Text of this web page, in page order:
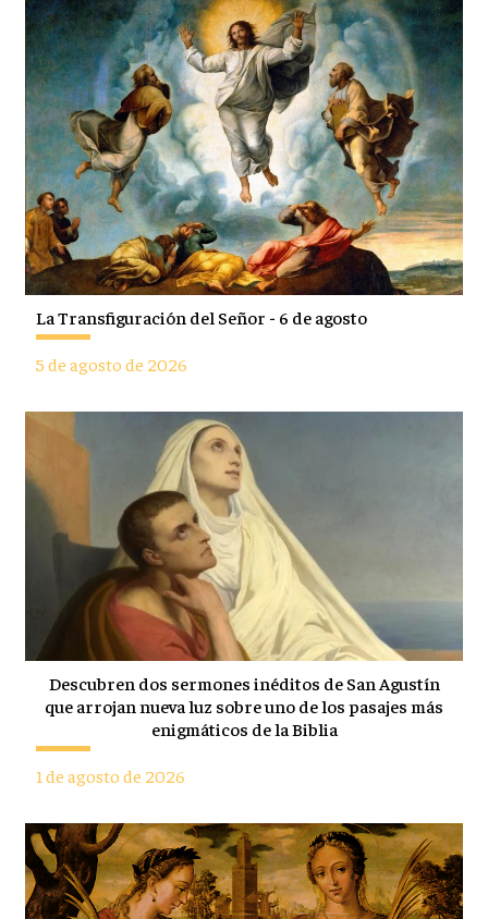
La Transfiguración del Señor - 6 de agosto
5 de agosto de 2026
Descubren dos sermones inéditos de San Agustín
que arrojan nueva luz sobre uno de los pasajes más
enigmáticos de la Biblia
1 de agosto de 2026